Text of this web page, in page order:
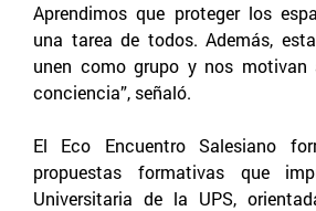
Aprendimos que proteger los
una tarea de todos. Además,
unen como grupo y nos
conciencia”, señaló.
El Eco Encuentro Salesiano
propuestas formativas que
Universitaria de la UPS,